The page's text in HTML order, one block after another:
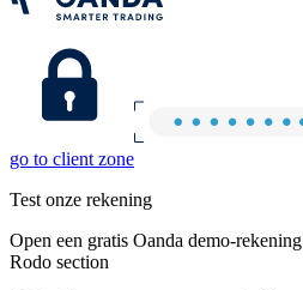
go to client zone
Test onze rekening
Open een gratis Oanda demo-rekening
Rodo section